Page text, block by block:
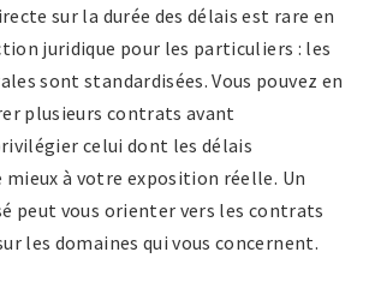
sur la durée des délais est rare en
juridique pour les particuliers : les
sont standardisées. Vous pouvez en
plusieurs contrats avant
celui dont les délais
à votre exposition réelle. Un
peut vous orienter vers les contrats
les domaines qui vous concernent.